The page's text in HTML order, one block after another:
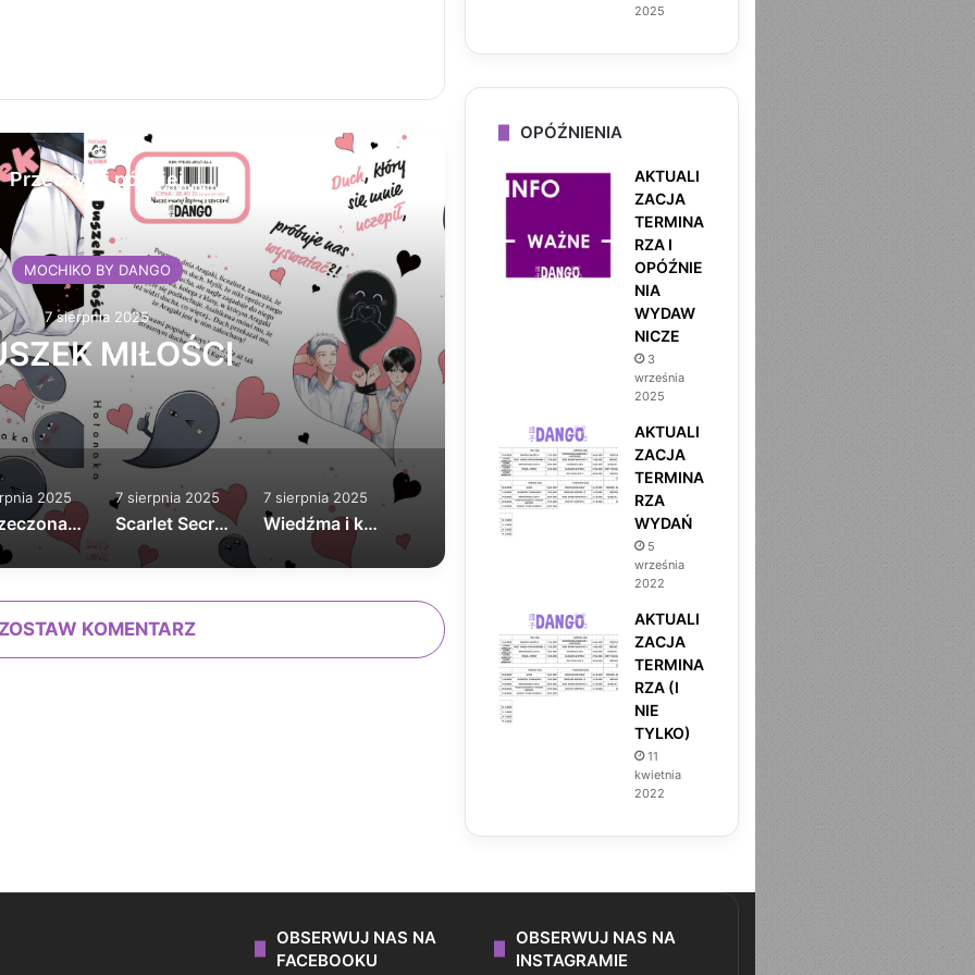
Przeczytaj później
MOCHIKO BY DANGO
7 sierpnia 2025
MIŁOŚCI
MOCHIKO BY DANGO
7 sierpnia 2025
NARZECZONA DLA IGNATA
2025
Narzeczona dla Ignata tom 1
7 sierpnia 2025
Scarlet Secret nowa edycja
7 sierpnia 2025
Wiedźma i kot
KOMENTARZ
2025
OPÓŹNIENIA
AKTUALI
ZACJA
TERMINA
RZA I
OPÓŹNIE
NIA
WYDAW
NICZE
3
września
2025
AKTUALI
ZACJA
TERMINA
RZA
WYDAŃ
5
września
2022
AKTUALI
ZACJA
TERMINA
RZA (I
NIE
TYLKO)
11
kwietnia
2022
OBSERWUJ NAS NA
FACEBOOKU
OBSERWUJ NAS NA
INSTAGRAMIE